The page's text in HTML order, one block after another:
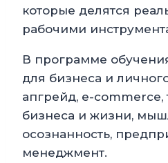
которые делятся
рабочими
В программе
для бизнеса и
апгрейд, e-commerce,
бизнеса и жизни,
осознанность,
менеджмент.